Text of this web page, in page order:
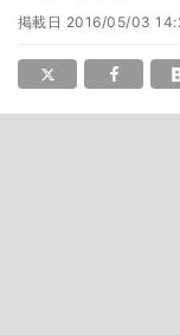
掲載日 2016/05/03